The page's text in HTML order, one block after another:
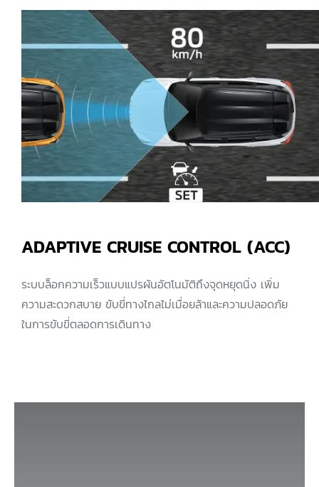
ADAPTIVE CRUISE CONTROL (ACC)
ระบบล็อกความเร็วแบบแปรผันอัตโนมัติถึงจุดหยุดนิ่ง เพิ่ม
ความสะดวกสบาย ขับขี่ทางไกลไม่เมื่อยล้าและความปลอดภัย
ในการขับขี่ตลอดการเดินทาง